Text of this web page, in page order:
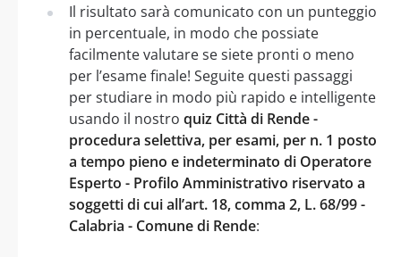
Il risultato sarà comunicato con un punteggio
in percentuale, in modo che possiate
facilmente valutare se siete pronti o meno
per l’esame finale! Seguite questi passaggi
per studiare in modo più rapido e intelligente
usando il nostro quiz Città di Rende -
procedura selettiva, per esami, per n. 1 posto
a tempo pieno e indeterminato di Operatore
Esperto - Profilo Amministrativo riservato a
soggetti di cui all’art. 18, comma 2, L. 68/99 -
Calabria - Comune di Rende: